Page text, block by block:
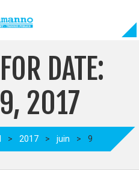
DATE:
2017
> 2017 > juin > 9